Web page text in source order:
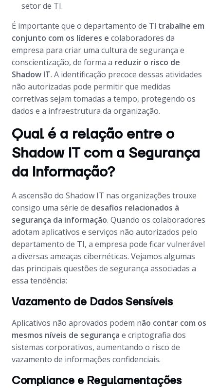
setor de TI.
É importante que o departamento de TI trabalhe em
conjunto com os líderes e colaboradores da
empresa para criar uma cultura de segurança e
conscientização, de forma a reduzir o risco de
Shadow IT. A identificação precoce dessas atividades
não autorizadas pode permitir que medidas
corretivas sejam tomadas a tempo, protegendo os
dados e a infraestrutura da organização.
Qual é a relação entre o
Shadow IT com a Segurança
da Informação?
A ascensão do Shadow IT nas organizações trouxe
consigo uma série de desafios relacionados à
segurança da informação. Quando os colaboradores
adotam aplicativos e serviços não autorizados pelo
departamento de TI, a empresa pode ficar vulnerável
a diversas ameaças cibernéticas. Vejamos algumas
das principais questões de segurança associadas a
essa tendência:
Vazamento de Dados Sensíveis
Aplicativos não aprovados podem não contar com os
mesmos níveis de segurança e criptografia dos
sistemas corporativos, aumentando o risco de
vazamento de informações confidenciais.
Compliance e Regulamentações